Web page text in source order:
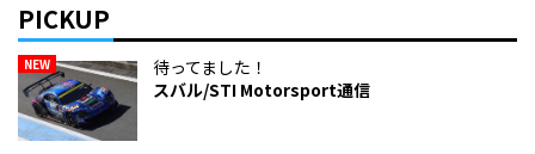
PICKUP
NEW
待ってました！
スバル/STI Motorsport通信